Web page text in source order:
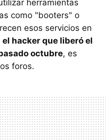
herramientas
como "booters" o
esos servicios en
el hacker que liberó el
octubre, es
foros.